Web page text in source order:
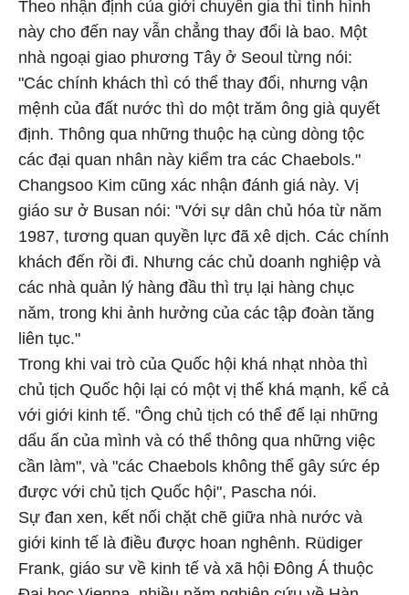
Theo nhận định của giới chuyên gia thì tình hình
này cho đến nay vẫn chẳng thay đổi là bao. Một
nhà ngoại giao phương Tây ở Seoul từng nói:
"Các chính khách thì có thể thay đổi, nhưng vận
mệnh của đất nước thì do một trăm ông già quyết
định. Thông qua những thuộc hạ cùng dòng tộc
các đại quan nhân này kiểm tra các Chaebols."
Changsoo Kim cũng xác nhận đánh giá này. Vị
giáo sư ở Busan nói: "Với sự dân chủ hóa từ năm
1987, tương quan quyền lực đã xê dịch. Các chính
khách đến rồi đi. Nhưng các chủ doanh nghiệp và
các nhà quản lý hàng đầu thì trụ lại hàng chục
năm, trong khi ảnh hưởng của các tập đoàn tăng
liên tục."
Trong khi vai trò của Quốc hội khá nhạt nhòa thì
chủ tịch Quốc hội lại có một vị thế khá mạnh, kể cả
với giới kinh tế. "Ông chủ tịch có thể để lại những
dấu ấn của mình và có thể thông qua những việc
cần làm", và "các Chaebols không thể gây sức ép
được với chủ tịch Quốc hội", Pascha nói.
Sự đan xen, kết nối chặt chẽ giữa nhà nước và
giới kinh tế là điều được hoan nghênh. Rüdiger
Frank, giáo sư về kinh tế và xã hội Đông Á thuộc